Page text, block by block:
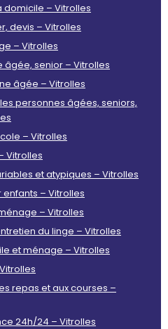
domicile – Vitrolles
devis – Vitrolles
– Vitrolles
senior – Vitrolles
âgée – Vitrolles
personnes âgées, seniors,
– Vitrolles
Vitrolles
et atypiques – Vitrolles
– Vitrolles
– Vitrolles
du linge – Vitrolles
et ménage – Vitrolles
repas et aux courses –
24h/24 – Vitrolles